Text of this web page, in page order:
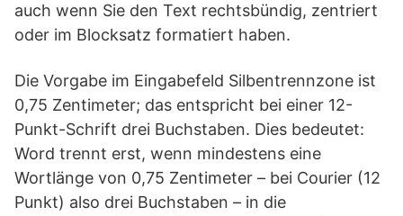
auch wenn Sie den Text rechtsbündig, zentriert
oder im Blocksatz formatiert haben.
Die Vorgabe im Eingabefeld Silbentrennzone ist
0,75 Zentimeter; das entspricht bei einer 12-
Punkt-Schrift drei Buchstaben. Dies bedeutet:
Word trennt erst, wenn mindestens eine
Wortlänge von 0,75 Zentimeter – bei Courier (12
Punkt) also drei Buchstaben – in die